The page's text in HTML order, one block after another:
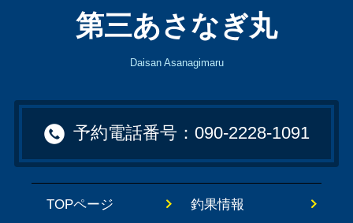
第三あさなぎ丸
Daisan Asanagimaru
予約電話番号：090-2228-1091
TOPページ 釣果情報